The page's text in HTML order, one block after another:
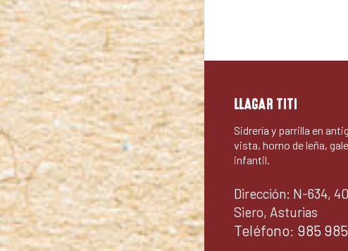
LLAGAR TITI
Sidrería y parrilla en
vista, horno de leña,
infantil.
Dirección: N-634,
Siero, Asturias
Teléfono: 985